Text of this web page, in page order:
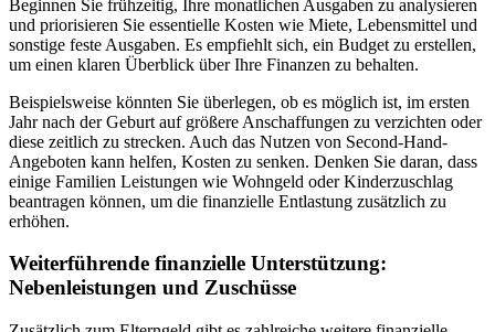
Beginnen Sie frühzeitig, Ihre monatlichen Ausgaben zu analysieren
und priorisieren Sie essentielle Kosten wie Miete, Lebensmittel und
sonstige feste Ausgaben. Es empfiehlt sich, ein Budget zu erstellen,
um einen klaren Überblick über Ihre Finanzen zu behalten.
Beispielsweise könnten Sie überlegen, ob es möglich ist, im ersten
Jahr nach der Geburt auf größere Anschaffungen zu verzichten oder
diese zeitlich zu strecken. Auch das Nutzen von Second-Hand-
Angeboten kann helfen, Kosten zu senken. Denken Sie daran, dass
einige Familien Leistungen wie Wohngeld oder Kinderzuschlag
beantragen können, um die finanzielle Entlastung zusätzlich zu
erhöhen.
Weiterführende finanzielle Unterstützung:
Nebenleistungen und Zuschüsse